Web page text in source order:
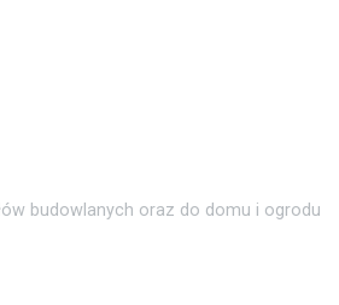
budowlanych oraz do domu i ogrodu